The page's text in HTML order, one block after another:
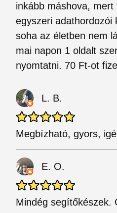
inkább máshova, mert
egyszeri adathordozói
soha az életben nem
mai napon 1 oldalt
nyomtatni. 70 Ft-ot
L. B.
Megbízható, gyors,
E. O.
Mindég segítőkészek.